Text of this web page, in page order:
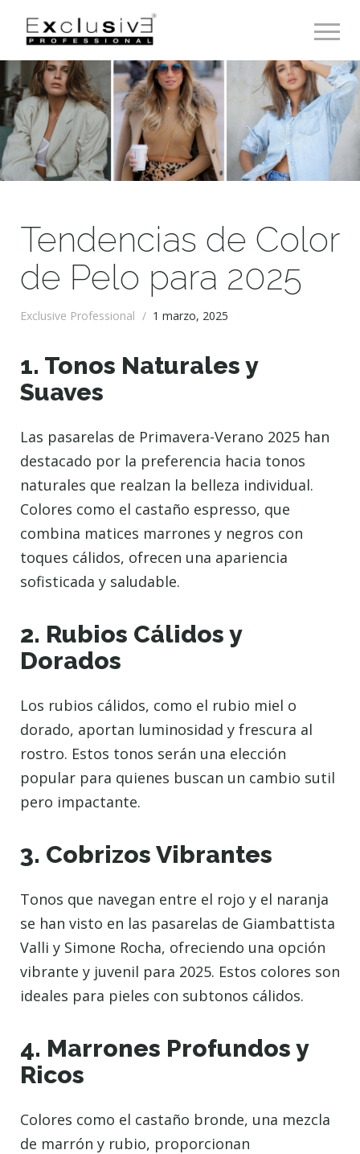
Tendencias de Color
de Pelo para 2025
Exclusive Professional / 1 marzo, 2025
1. Tonos Naturales y
Suaves
Las pasarelas de Primavera-Verano 2025 han
destacado por la preferencia hacia tonos
naturales que realzan la belleza individual.
Colores como el castaño espresso, que
combina matices marrones y negros con
toques cálidos, ofrecen una apariencia
sofisticada y saludable.
2. Rubios Cálidos y
Dorados
Los rubios cálidos, como el rubio miel o
dorado, aportan luminosidad y frescura al
rostro. Estos tonos serán una elección
popular para quienes buscan un cambio sutil
pero impactante.
3. Cobrizos Vibrantes
Tonos que navegan entre el rojo y el naranja
se han visto en las pasarelas de Giambattista
Valli y Simone Rocha, ofreciendo una opción
vibrante y juvenil para 2025. Estos colores son
ideales para pieles con subtonos cálidos.
4. Marrones Profundos y
Ricos
Colores como el castaño bronde, una mezcla
de marrón y rubio, proporcionan